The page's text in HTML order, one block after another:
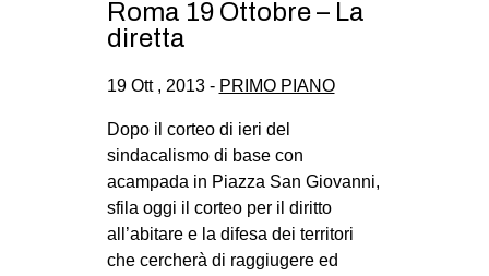
Roma 19 Ottobre – La
diretta
19 Ott , 2013 - PRIMO PIANO
Dopo il corteo di ieri del
sindacalismo di base con
acampada in Piazza San Giovanni,
sfila oggi il corteo per il diritto
all’abitare e la difesa dei territori
che cercherà di raggiugere ed